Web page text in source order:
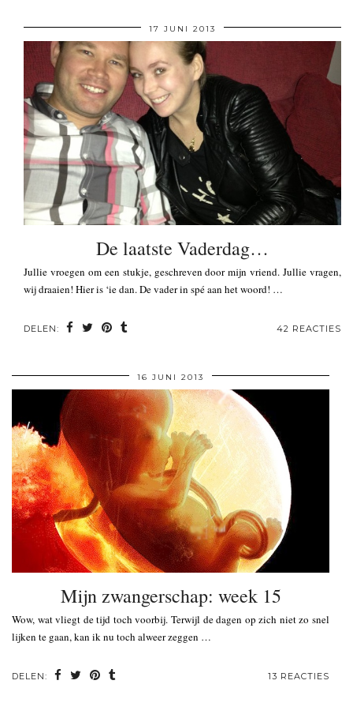
17 JUNI 2013
De laatste Vaderdag…
Jullie vroegen om een stukje, geschreven door mijn vriend. Jullie vragen,
wij draaien! Hier is ‘ie dan. De vader in spé aan het woord! …
DELEN: 42 REACTIES
16 JUNI 2013
Mijn zwangerschap: week 15
Wow, wat vliegt de tijd toch voorbij. Terwijl de dagen op zich niet zo snel
lijken te gaan, kan ik nu toch alweer zeggen …
DELEN: 13 REACTIES